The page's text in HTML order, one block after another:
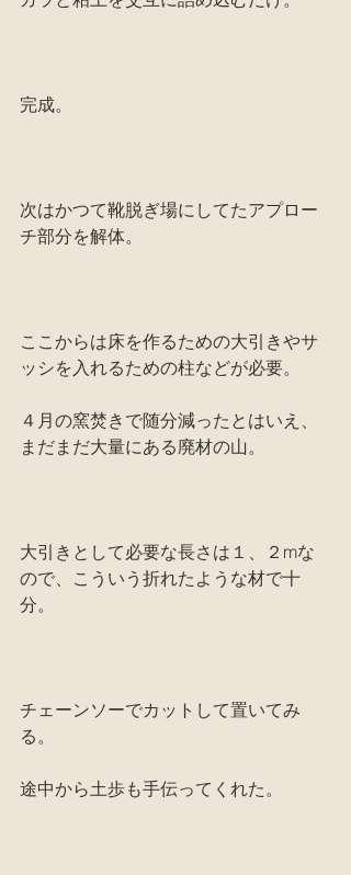
完成。
次はかつて靴脱ぎ場にしてたアプロー
チ部分を解体。
ここからは床を作るための大引きやサ
ッシを入れるための柱などが必要。
４月の窯焚きで随分減ったとはいえ、
まだまだ大量にある廃材の山。
大引きとして必要な長さは１、２mな
ので、こういう折れたような材で十
分。
チェーンソーでカットして置いてみ
る。
途中から土歩も手伝ってくれた。